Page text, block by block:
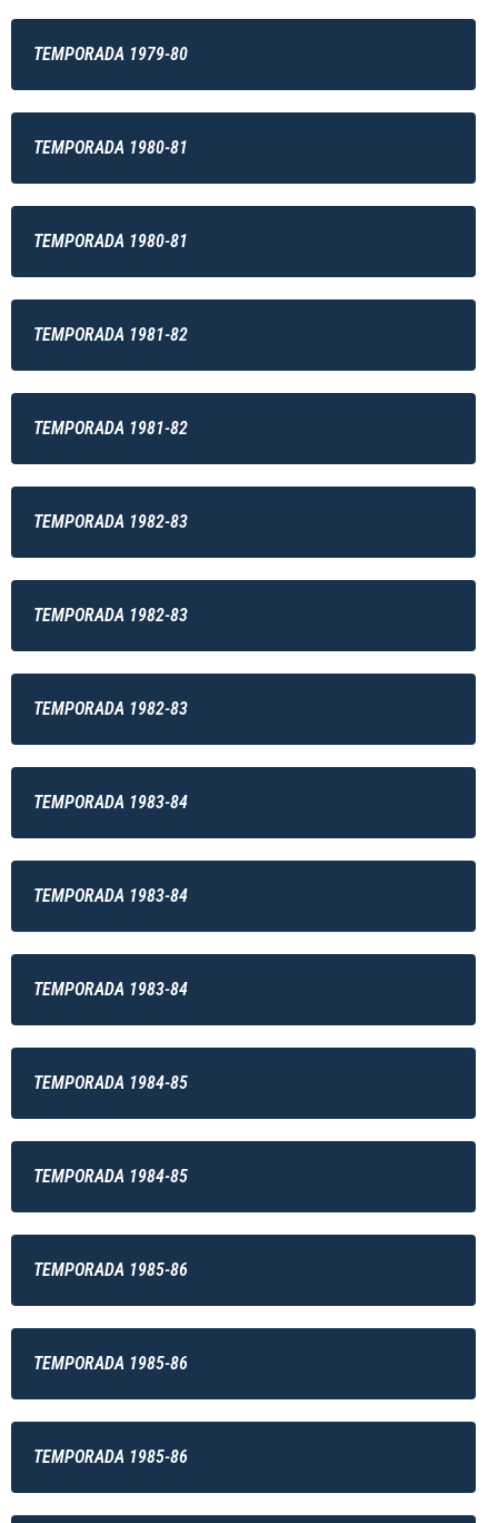
TEMPORADA 1979-80
TEMPORADA 1980-81
TEMPORADA 1980-81
TEMPORADA 1981-82
TEMPORADA 1981-82
TEMPORADA 1982-83
TEMPORADA 1982-83
TEMPORADA 1982-83
TEMPORADA 1983-84
TEMPORADA 1983-84
TEMPORADA 1983-84
TEMPORADA 1984-85
TEMPORADA 1984-85
TEMPORADA 1985-86
TEMPORADA 1985-86
TEMPORADA 1985-86